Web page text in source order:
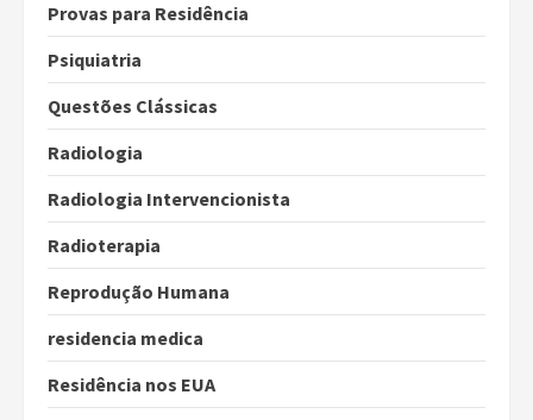
Provas para Residência
Psiquiatria
Questões Clássicas
Radiologia
Radiologia Intervencionista
Radioterapia
Reprodução Humana
residencia medica
Residência nos EUA